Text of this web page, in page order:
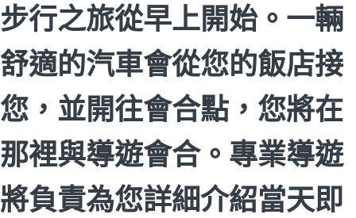
步行之旅從早上開始。一輛
舒適的汽車會從您的飯店接
您，並開往會合點，您將在
那裡與導遊會合。專業導遊
將負責為您詳細介紹當天即